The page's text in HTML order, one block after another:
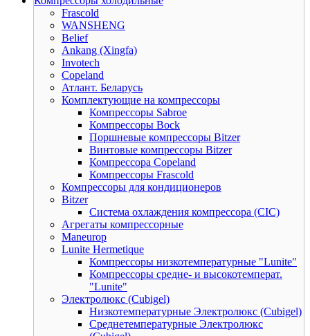
Frascold
WANSHENG
Belief
Ankang (Xingfa)
Invotech
Copeland
Атлант. Беларусь
Комплектующие на компрессоры
Компрессоры Sabroe
Компрессоры Bock
Поршневые компрессоры Bitzer
Винтовые компрессоры Bitzer
Компрессора Copeland
Компрессоры Frascold
Компрессоры для кондиционеров
Bitzer
Система охлаждения компрессора (CIC)
Агрегаты компрессорные
Maneurop
Lunite Hermetique
Компрессоры низкотемпературные "Lunite"
Компрессоры средне- и высокотемперат.
"Lunite"
Электролюкс (Cubigel)
Низкотемпературные Электролюкс (Cubigel)
Среднетемпературные Электролюкс